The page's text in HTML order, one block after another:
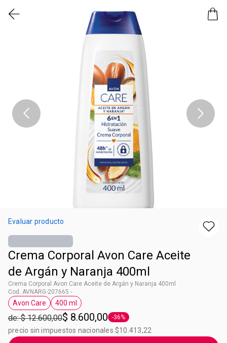
Evaluar producto
Crema Corporal Avon Care Aceite
de Argán y Naranja 400ml
Crema Corporal Avon Care Aceite de Argán y Naranja 400ml
Cod. AVNARG-207665 -
Etiqueta Avon Care
Avon Care
Etiqueta 400 ml
400 ml
de: $ 12.600,00$ 8.600,00 Etiqueta -36%
-36%
precio sin impuestos nacionales $10.413,22